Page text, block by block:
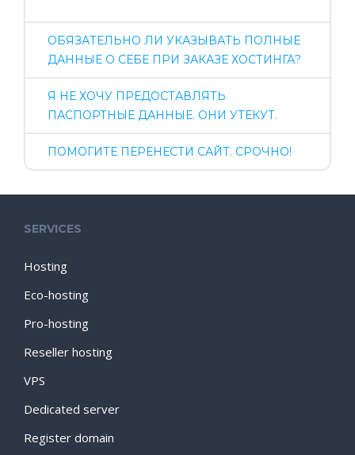
ОБЯЗАТЕЛЬНО ЛИ УКАЗЫВАТЬ ПОЛНЫЕ
ДАННЫЕ О СЕБЕ ПРИ ЗАКАЗЕ ХОСТИНГА?
Я НЕ ХОЧУ ПРЕДОСТАВЛЯТЬ
ПАСПОРТНЫЕ ДАННЫЕ. ОНИ УТЕКУТ.
ПОМОГИТЕ ПЕРЕНЕСТИ САЙТ. СРОЧНО!
SERVICES
Hosting
Eco-hosting
Pro-hosting
Reseller hosting
VPS
Dedicated server
Register domain